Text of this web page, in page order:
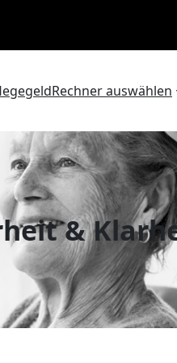
Rechner auswählen
&